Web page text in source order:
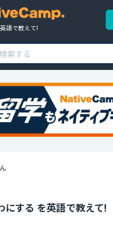
語で教えて!
にする を英語で教えて!